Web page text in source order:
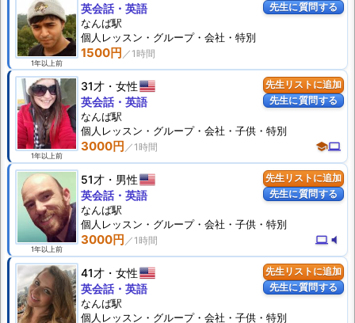
先生に質問する
1年以上前
1500円
英会話・英語
なんば駅
個人 レッスン ・グループ・会社・特別
先生リストに追加
先生に質問する
1年以上前
31才 女性
3000円 schoolcomputer
英会話・英語
なんば駅
個人 レッスン ・グループ・会社・子供・特別
先生リストに追加
先生に質問する
1年以上前
51才 男性
3000円 computer volume_mute
英会話・英語
なんば駅
個人 レッスン ・グループ・会社・子供・特別
先生リストに追加
先生に質問する
41才 女性
英会話・英語
なんば駅
個人 レッスン ・グループ・会社・子供・特別